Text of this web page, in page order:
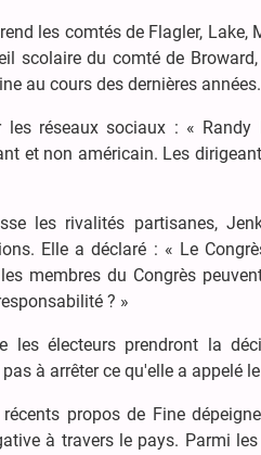
les comtés de Flagler,
scolaire du comté de
au cours des dernières années.
réseaux sociaux : «
et non américain. Les
les rivalités partisanes,
Elle a déclaré : « Le
membres du Congrès
? »
les électeurs prendront la
à arrêter ce qu'elle a appelé
propos de Fine
à travers le pays. Parmi